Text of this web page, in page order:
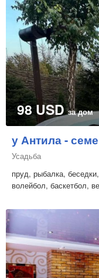
98 USDза дом
у Антила -
Усадьба
пруд, рыбалка,
волейбол, баскетбол,